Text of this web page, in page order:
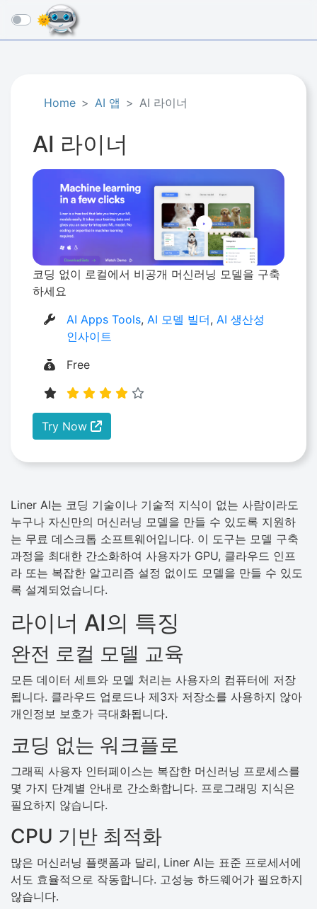
☰
Home AI 앱 AI 라이너
AI 라이너
코딩 없이 로컬에서 비공개 머신러닝 모델을 구축
하세요
AI Apps Tools,AI 모델 빌더,AI 생산성
인사이트
Free
Try Now
Liner AI는 코딩 기술이나 기술적 지식이 없는 사람이라도
누구나 자신만의 머신러닝 모델을 만들 수 있도록 지원하
는 무료 데스크톱 소프트웨어입니다. 이 도구는 모델 구축
과정을 최대한 간소화하여 사용자가 GPU, 클라우드 인프
라 또는 복잡한 알고리즘 설정 없이도 모델을 만들 수 있도
록 설계되었습니다.
라이너 AI의 특징
완전 로컬 모델 교육
모든 데이터 세트와 모델 처리는 사용자의 컴퓨터에 저장
됩니다. 클라우드 업로드나 제3자 저장소를 사용하지 않아
개인정보 보호가 극대화됩니다.
코딩 없는 워크플로
그래픽 사용자 인터페이스는 복잡한 머신러닝 프로세스를
몇 가지 단계별 안내로 간소화합니다. 프로그래밍 지식은
필요하지 않습니다.
CPU 기반 최적화
많은 머신러닝 플랫폼과 달리, Liner AI는 표준 프로세서에
서도 효율적으로 작동합니다. 고성능 하드웨어가 필요하지
않습니다.